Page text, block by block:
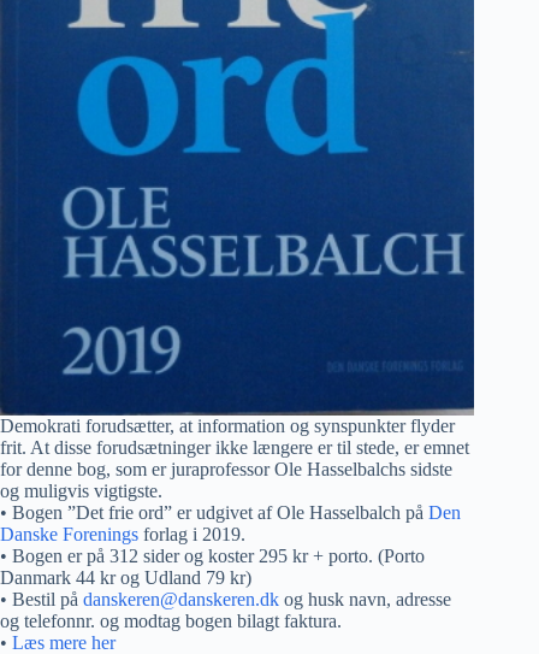
Demokrati forudsætter, at information og synspunkter flyder
frit. At disse forudsætninger ikke længere er til stede, er emnet
for denne bog, som er juraprofessor Ole Hasselbalchs sidste
og muligvis vigtigste.
• Bogen ”Det frie ord” er udgivet af Ole Hasselbalch på Den
Danske Forenings forlag i 2019.
• Bogen er på 312 sider og koster 295 kr + porto. (Porto
Danmark 44 kr og Udland 79 kr)
• Bestil på danskeren@danskeren.dk og husk navn, adresse
og telefonnr. og modtag bogen bilagt faktura.
• Læs mere her